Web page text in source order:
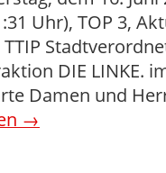
Uhr), TOP 3,
TTIP
DIE LINKE.
Damen und
→